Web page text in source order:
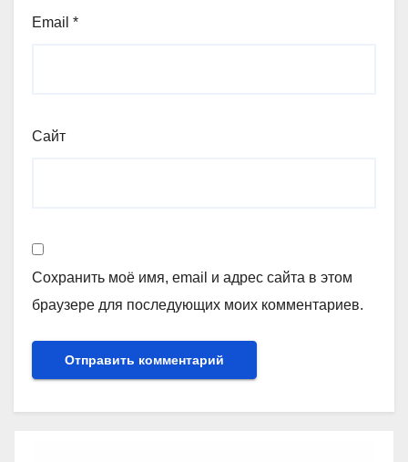
Email *
Сайт
Сохранить моё имя, email и адрес сайта в этом
браузере для последующих моих комментариев.